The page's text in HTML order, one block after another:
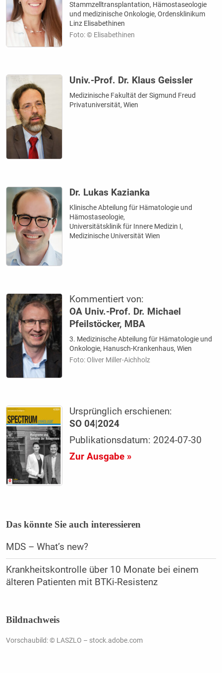
Stammzelltransplantation, Hämostaseologie
und medizinische Onkologie, Ordensklinikum
Linz Elisabethinen
Foto: © Elisabethinen
Univ.-Prof. Dr. Klaus Geissler
Medizinische Fakultät der Sigmund Freud
Privatuniversität, Wien
Dr. Lukas Kazianka
Klinische Abteilung für Hämatologie und
Hämostaseologie,
Universitätsklinik für Innere Medizin I,
Medizinische Universität Wien
Kommentiert von:
OA Univ.-Prof. Dr. Michael
Pfeilstöcker, MBA
3. Medizinische Abteilung für Hämatologie und
Onkologie, Hanusch-Krankenhaus, Wien
Foto: Oliver Miller-Aichholz
Ursprünglich erschienen:
SO 04|2024
Publikationsdatum: 2024-07-30
Zur Ausgabe »
Das könnte Sie auch interessieren
MDS – What’s new?
Krankheitskontrolle über 10 Monate bei einem
älteren Patienten mit BTKi-Resistenz
Bildnachweis
Vorschaubild: © LASZLO – stock.adobe.com